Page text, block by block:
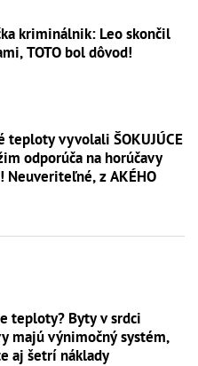
kriminálnik: Leo skončil
TOTO bol dôvod!
teploty vyvolali ŠOKUJÚCE
odporúča na horúčavy
Neuveriteľné, z AKÉHO
teploty? Byty v srdci
majú výnimočný systém,
aj šetrí náklady